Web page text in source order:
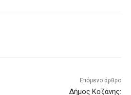
Επόμενο άρθρο
Δήμος Κοζάνης: